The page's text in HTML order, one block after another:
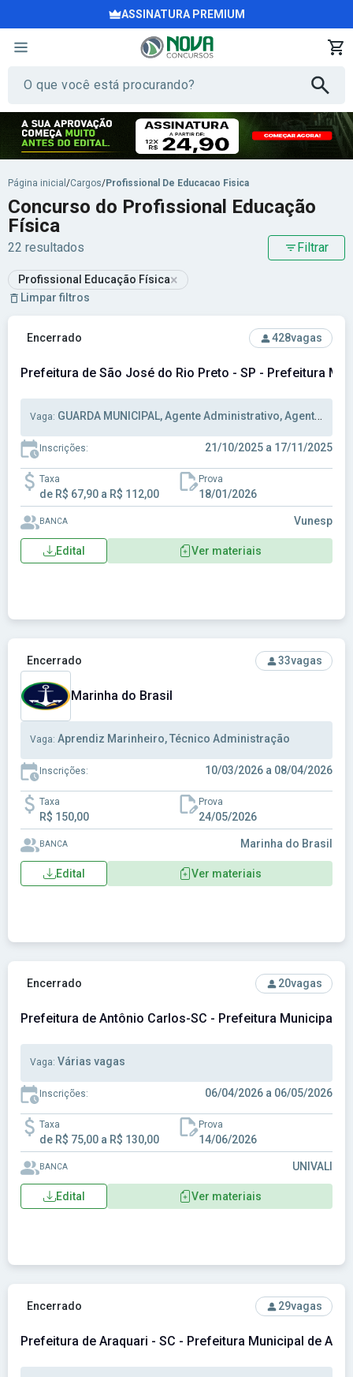
ASSINATURA PREMIUM
Página inicial /Cargos/Profissional De Educacao Fisica
Concurso do Profissional Educação
Física
22 resultados Filtrar
Profissional Educação Física×
Limpar filtros
Ver concurso: Prefeitura de São José do Rio Preto - SP -
Encerrado 428vagas
Prefeitura de São José do Rio Preto - SP - Prefeitura
Vaga: GUARDA MUNICIPAL, Agente Administrativo, Agente Trânsito
Inscrições: 21/10/2025 a 17/11/2025
Taxa
de R$ 67,90 a R$ 112,00
Prova
18/01/2026
BANCA Vunesp
Edital Ver materiais
Ver concurso: Marinha do Brasil
Encerrado 33vagas
Marinha do Brasil
Vaga: Aprendiz Marinheiro, Técnico Administração
Inscrições: 10/03/2026 a 08/04/2026
Taxa
R$ 150,00
Prova
24/05/2026
BANCA Marinha do Brasil
Edital Ver materiais
Ver concurso: Prefeitura de Antônio Carlos-SC - Prefeitura
Encerrado 20vagas
Prefeitura de Antônio Carlos-SC - Prefeitura Municipal
Vaga: Várias vagas
Inscrições: 06/04/2026 a 06/05/2026
Taxa
de R$ 75,00 a R$ 130,00
Prova
14/06/2026
BANCA UNIVALI
Edital Ver materiais
Ver concurso: Prefeitura de Araquari - SC - Prefeitura
Encerrado 29vagas
Prefeitura de Araquari - SC - Prefeitura Municipal de